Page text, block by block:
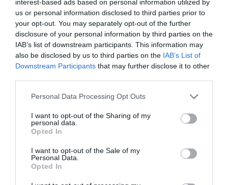
interest-based ads based on personal information utilized by
us or personal information disclosed to third parties prior to
your opt-out. You may separately opt-out of the further
disclosure of your personal information by third parties on the
IAB’s list of downstream participants. This information may
also be disclosed by us to third parties on the IAB’s List of
Downstream Participants that may further disclose it to other
Please note that this website/app uses one or more Google
not limited to your visit or usage behaviour. You may click to
grant or deny consent to Google and its third-party tags to
use your data for below specified purposes in below Google
consent section.
Personal Data Processing Opt Outs
I want to opt-out of the Sharing of my
personal data.
Opted In
I want to opt-out of the Sale of my
Personal Data.
Opted In
Σαν σήμερα - 9 Αυγούστου